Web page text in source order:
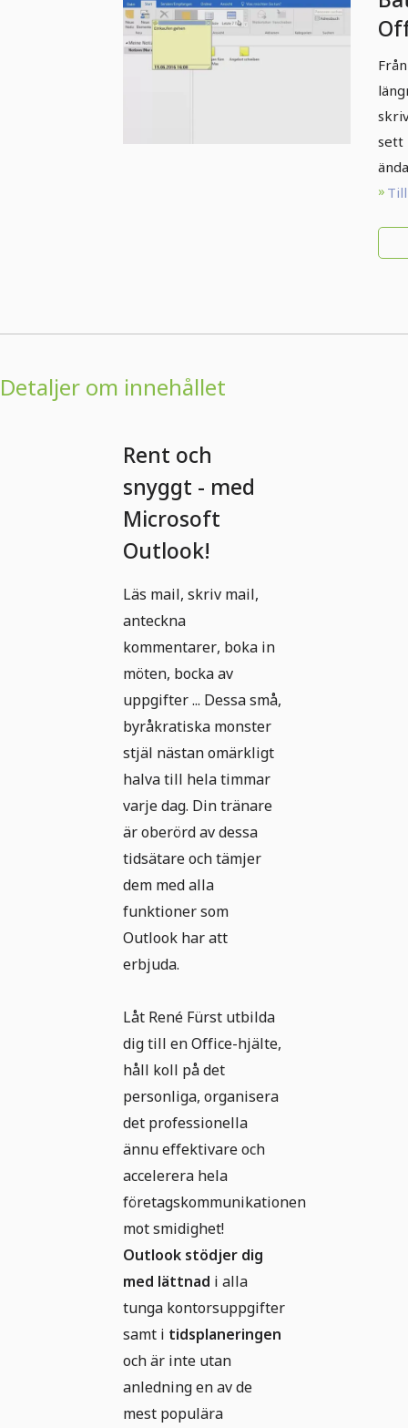
sett
Detaljer om innehållet
Rent och
snyggt - med
Microsoft
Outlook!
Läs mail, skriv mail,
anteckna
kommentarer, boka in
möten, bocka av
uppgifter ... Dessa små,
byråkratiska monster
stjäl nästan omärkligt
halva till hela timmar
varje dag. Din tränare
är oberörd av dessa
tidsätare och tämjer
dem med alla
funktioner som
Outlook har att
erbjuda.
Låt René Fürst utbilda
dig till en Office-hjälte,
håll koll på det
personliga, organisera
det professionella
ännu effektivare och
accelerera hela
företagskommunikationen
mot smidighet!
Outlook stödjer dig
med lättnad i alla
tunga kontorsuppgifter
samt i tidsplaneringen
och är inte utan
anledning en av de
mest populära